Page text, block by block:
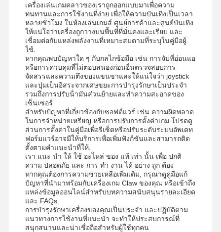
เครื่องเล่นเกมคลาวของเราถูกออกแบบมาเพื่อความ
ทนทานและการใช้งานที่ง่าย เพื่อให้ความบันเทิงเป็นเวลา
หลายชั่วโมง ในห้องเล่นเกมส์ ศูนย์การค้าและศูนย์บันเทิง
ให้แน่ใจว่าเครื่องถูกวางบนพื้นที่ที่มั่นคงและเรียบ และ
เชื่อมต่อกับแหล่งพลังงานที่เหมาะสมตามที่ระบุในคู่มือผู้
ใช้.
หากคุณพบปัญหาใด ๆ กับกลไกข้อมือ เช่น การจับที่อ่อนแอ
หรือการควบคุมที่ไม่ตอบสนองก่อนอื่นตรวจสอบการ
จัดสรรและความตึงของแขนขาและให้แน่ใจว่า joystick
และปุ่มเป็นอิสระจากเศษขยะการบํารุงรักษาเป็นประจํา
รวมถึงการปรับน้ํามันส่วนย้ายและทําความสะอาดของ
เซ็นเซอร์
สําหรับปัญหาที่เกี่ยวข้องกับซอฟต์แวร์ เช่น ความผิดพลาด
ในการจําหน่ายเหรียญ หรือการปรับการตั้งค่าเกม โปรดดู
ส่วนการตั้งค่าในคู่มือเพื่อรีเซ็ตหรือปรับระดับระบบอัพเดท
ฟอร์มแวร์อาจมีให้บริการเพื่อเพิ่มฟังก์ชันและสามารถติด
ตั้งตามคําแนะนําที่ให้.
เรา แนะ นํา ให้ ใช้ อะไหล่ ของ แท้ เท่า นั้น เพื่อ ปกติ
ความ ปลอดภัย และ การ ทํา งาน ได้ อย่าง ถูก ต้อง
หากคุณต้องการความช่วยเหลือเพิ่มเติม, กรุณาดูคู่มือแก้
ปัญหาที่นํามาพร้อมกับเครื่องเกม Claw ของคุณ หรือเข้าถึง
แหล่งข้อมูลออนไลน์สําหรับบทความสนับสนุนรายละเอียด
และ FAQs.
การบํารุงรักษาเครื่องของคุณเป็นประจํา และปฏิบัติตาม
แนวทางการใช้งานที่แนะนํา จะทําให้ประสบการณ์ที่
สนุกสนานและน่าเชื่อถือสําหรับผู้ใช้ทุกคน